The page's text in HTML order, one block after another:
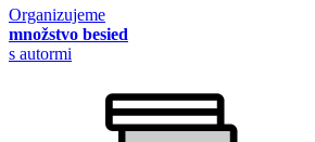
Organizujeme
množstvo besied
s autormi